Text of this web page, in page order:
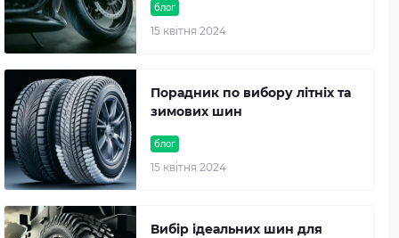
блог
15 квітня 2024
блог
15 квітня 2024
Порадник по вибору літніх та
зимових шин
Вибір ідеальних шин для